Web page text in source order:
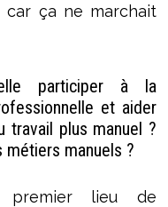
ça ne marchait
participer à la
et aider
travail plus manuel ?
manuels ?
lieu de